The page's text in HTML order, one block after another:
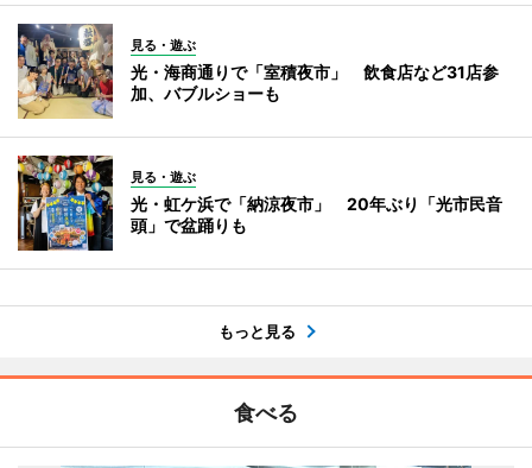
見る・遊ぶ
光・海商通りで「室積夜市」 飲食店など31店参
加、バブルショーも
見る・遊ぶ
光・虹ケ浜で「納涼夜市」 20年ぶり「光市民音
頭」で盆踊りも
もっと見る
食べる